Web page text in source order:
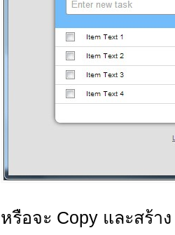
หรือจะ Copy และสร้า